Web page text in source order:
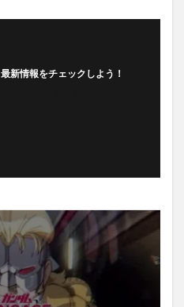
最新情報をチェックしよう！